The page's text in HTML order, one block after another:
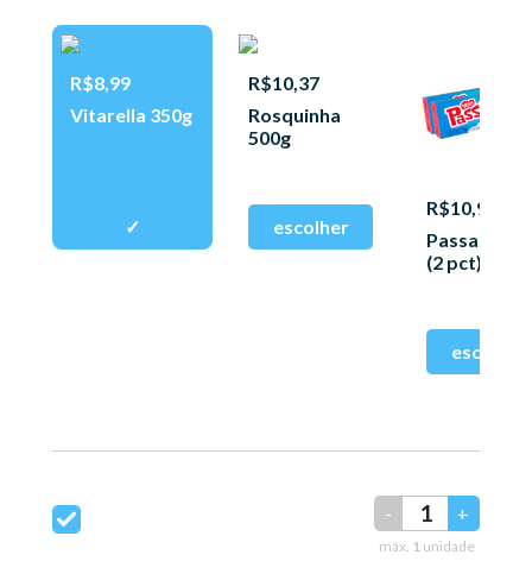
R$8,99
Vitarella 350g
R$10,37
Rosquinha
500g
R$10,97
Passa
(2 pct) 150g
- +
máx. 1 unidade